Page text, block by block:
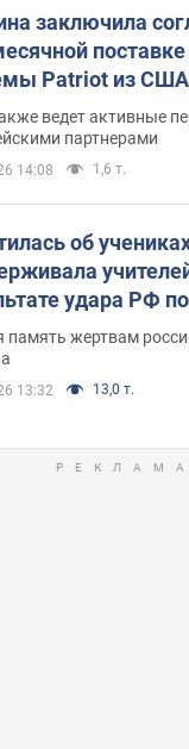
заключила
поставке
Patriot из
раскрыл
ведет активные
партнерами
14:08 1,6 т.
об
удара РФ
погибли
лицея, её
память жертвам
13:32 13,0 т.